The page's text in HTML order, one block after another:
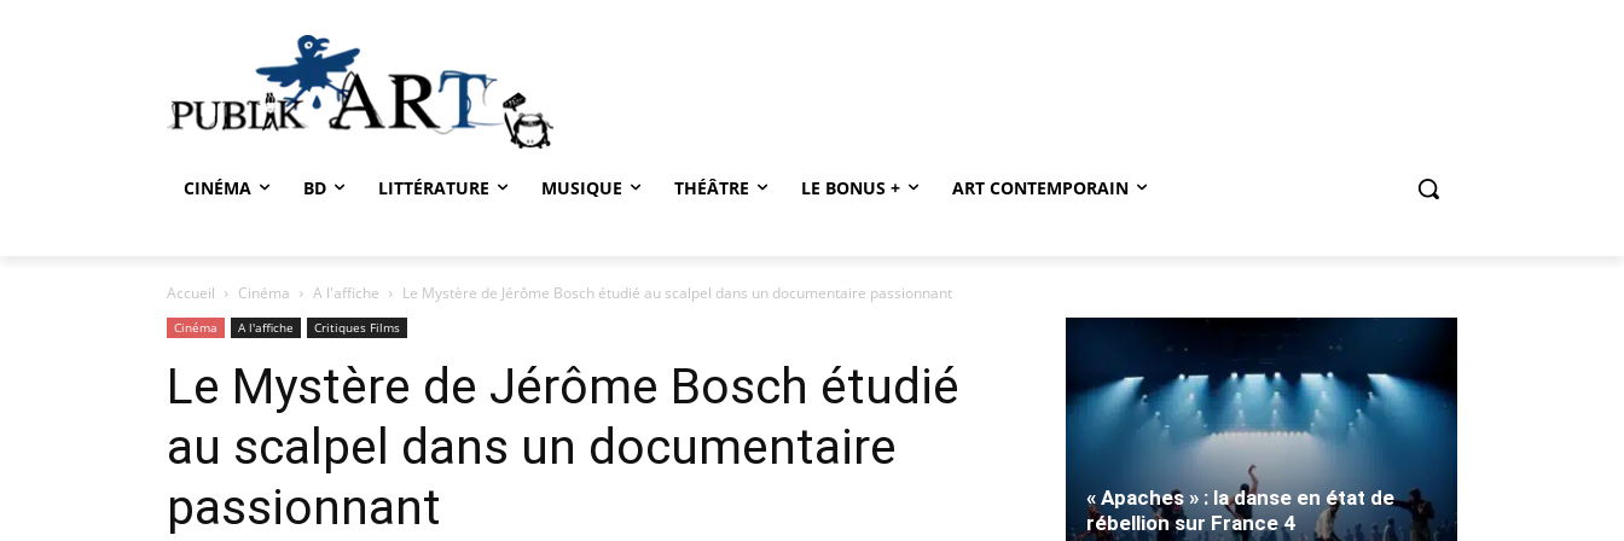
CINÉMA BD LITTÉRATURE MUSIQUE THÉÂTRE LE BONUS + ART CONTEMPORAIN
Accueil Cinéma A l'affiche Le Mystère de Jérôme Bosch étudié au scalpel dans un documentaire passionnant
Cinéma A l'affiche Critiques Films
Le Mystère de Jérôme Bosch étudié
au scalpel dans un documentaire
passionnant
« Apaches » : la danse en état de
rébellion sur France 4